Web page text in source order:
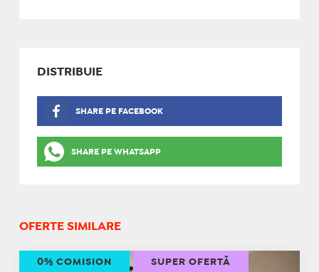
DISTRIBUIE
SHARE PE FACEBOOK
SHARE PE WHATSAPP
OFERTE SIMILARE
0% COMISION SUPER OFERTĂ